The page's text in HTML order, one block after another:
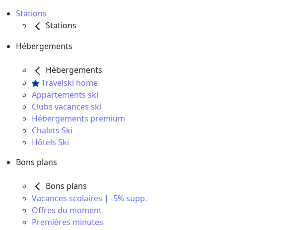
Stations
Stations
Hébergements
Hébergements
Travelski home
Appartements ski
Clubs vacances ski
Hébergements premium
Chalets Ski
Hôtels Ski
Bons plans
Bons plans
Vacances scolaires | -5% supp.
Offres du moment
Premières minutes